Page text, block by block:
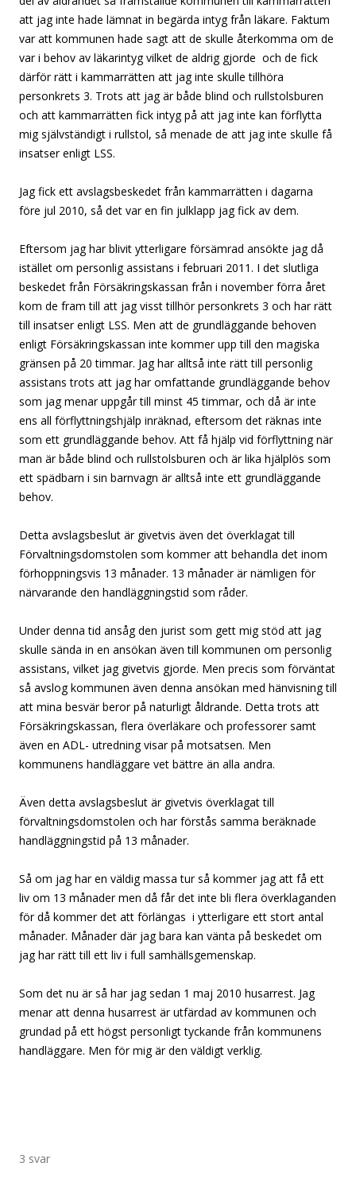
att jag inte hade lämnat in begärda intyg från läkare. Faktum
var att kommunen hade sagt att de skulle återkomma om de
var i behov av läkarintyg vilket de aldrig gjorde och de fick
därför rätt i kammarrätten att jag inte skulle tillhöra
personkrets 3. Trots att jag är både blind och rullstolsburen
och att kammarrätten fick intyg på att jag inte kan förflytta
mig självständigt i rullstol, så menade de att jag inte skulle få
insatser enligt LSS.
Jag fick ett avslagsbeskedet från kammarrätten i dagarna
före jul 2010, så det var en fin julklapp jag fick av dem.
Eftersom jag har blivit ytterligare försämrad ansökte jag då
istället om personlig assistans i februari 2011. I det slutliga
beskedet från Försäkringskassan från i november förra året
kom de fram till att jag visst tillhör personkrets 3 och har rätt
till insatser enligt LSS. Men att de grundläggande behoven
enligt Försäkringskassan inte kommer upp till den magiska
gränsen på 20 timmar. Jag har alltså inte rätt till personlig
assistans trots att jag har omfattande grundläggande behov
som jag menar uppgår till minst 45 timmar, och då är inte
ens all förflyttningshjälp inräknad, eftersom det räknas inte
som ett grundläggande behov. Att få hjälp vid förflyttning när
man är både blind och rullstolsburen och är lika hjälplös som
ett spädbarn i sin barnvagn är alltså inte ett grundläggande
behov.
Detta avslagsbeslut är givetvis även det överklagat till
Förvaltningsdomstolen som kommer att behandla det inom
förhoppningsvis 13 månader. 13 månader är nämligen för
närvarande den handläggningstid som råder.
Under denna tid ansåg den jurist som gett mig stöd att jag
skulle sända in en ansökan även till kommunen om personlig
assistans, vilket jag givetvis gjorde. Men precis som förväntat
så avslog kommunen även denna ansökan med hänvisning till
att mina besvär beror på naturligt åldrande. Detta trots att
Försäkringskassan, flera överläkare och professorer samt
även en ADL- utredning visar på motsatsen. Men
kommunens handläggare vet bättre än alla andra.
Även detta avslagsbeslut är givetvis överklagat till
förvaltningsdomstolen och har förstås samma beräknade
handläggningstid på 13 månader.
Så om jag har en väldig massa tur så kommer jag att få ett
liv om 13 månader men då får det inte bli flera överklaganden
för då kommer det att förlängas i ytterligare ett stort antal
månader. Månader där jag bara kan vänta på beskedet om
jag har rätt till ett liv i full samhällsgemenskap.
Som det nu är så har jag sedan 1 maj 2010 husarrest. Jag
menar att denna husarrest är utfärdad av kommunen och
grundad på ett högst personligt tyckande från kommunens
handläggare. Men för mig är den väldigt verklig.
3 svar